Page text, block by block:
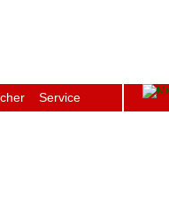
Service